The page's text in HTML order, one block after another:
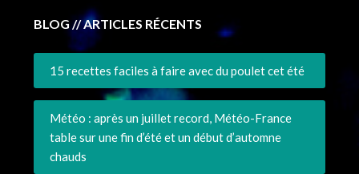
BLOG // ARTICLES RÉCENTS
15 recettes faciles à faire avec du poulet cet été
Météo : après un juillet record, Météo-France
table sur une fin d’été et un début d’automne
chauds